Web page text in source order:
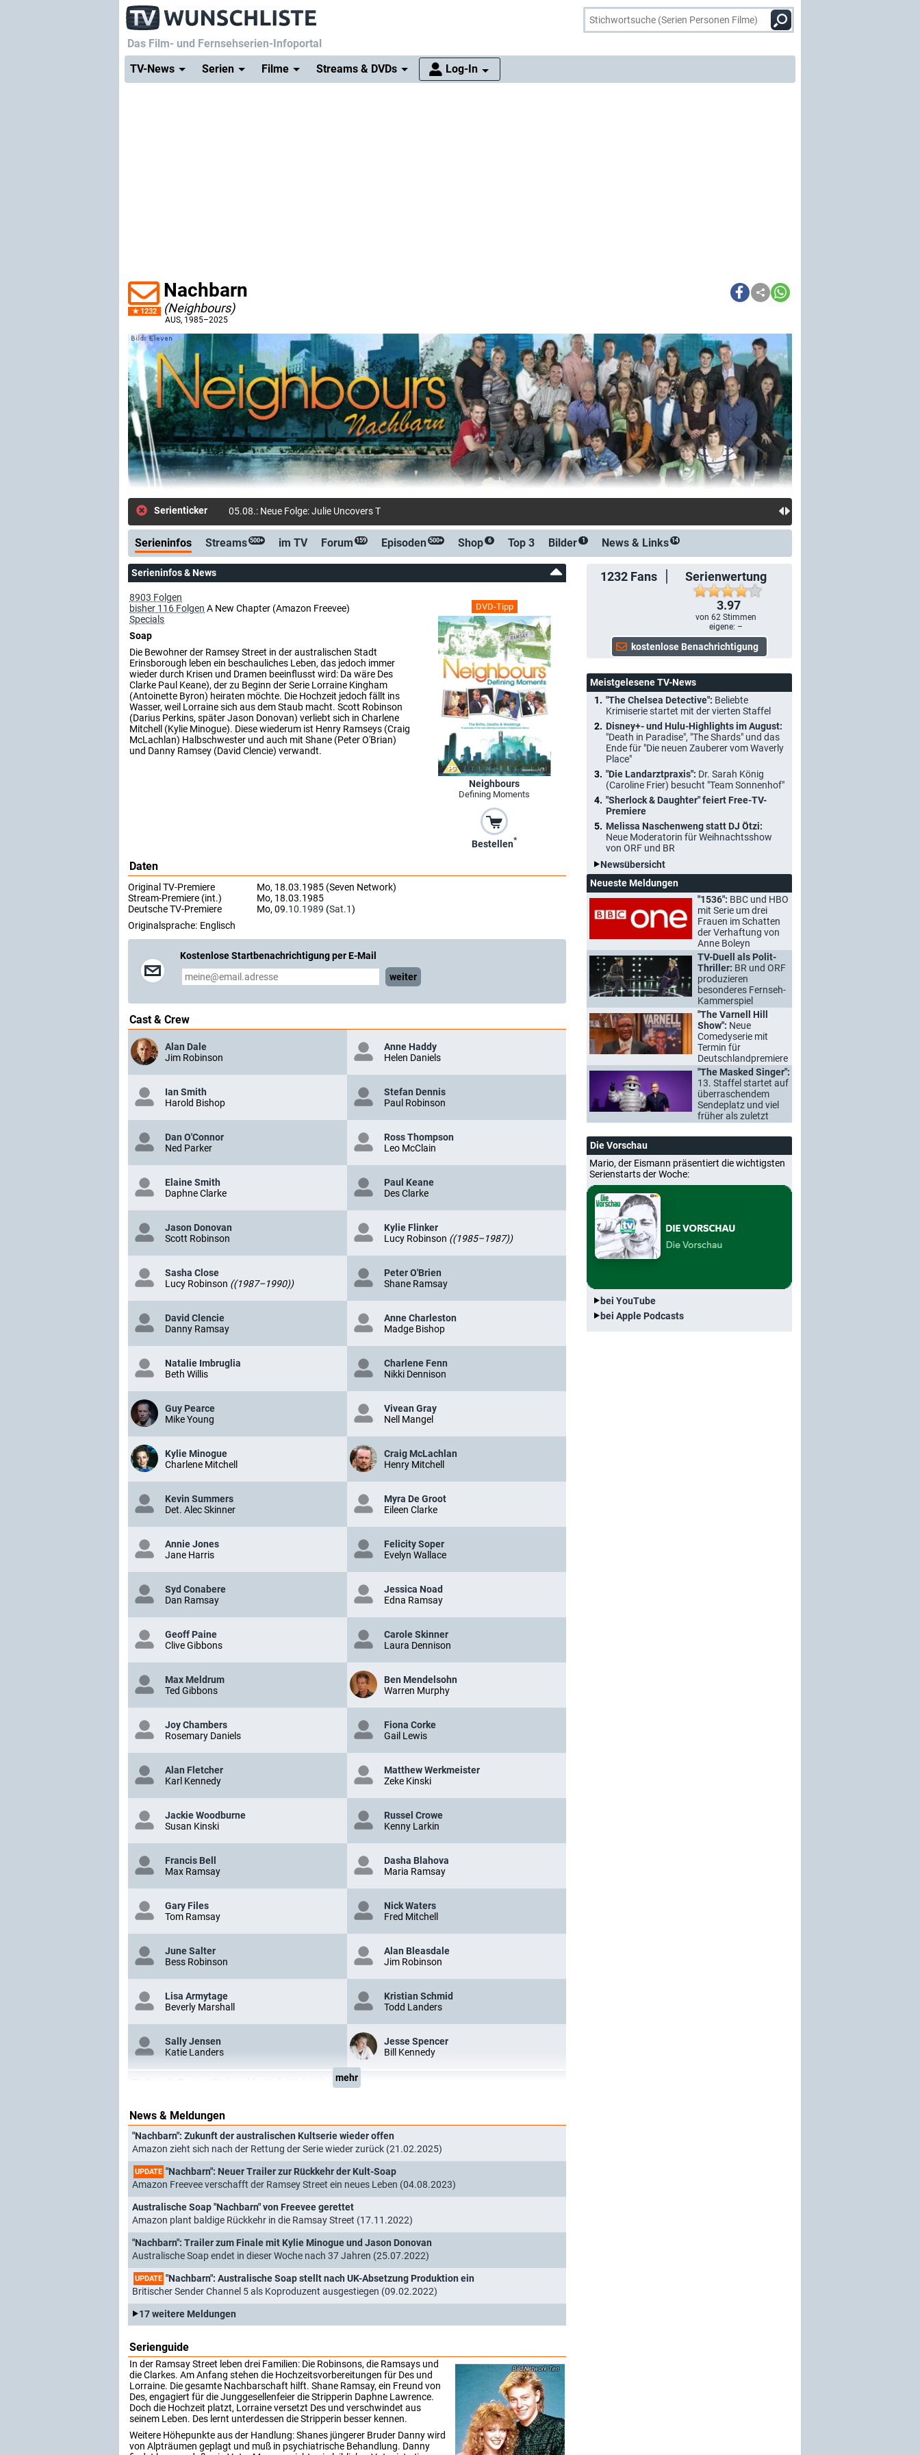
Das Film- und Fernsehserien-Infoportal
TV-News
Serien Filme Streams & DVDs Log-In
1232
Nachbarn
(Neighbours)
AUS, 1985–2025
Serienticker 05.08.: Neue Folge: Julie Uncovers The Truth! | Neighbours 1993 | Week
Serieninfos Streams 500+ im TV Forum 159 Episoden 500+ Shop 6 Top 3 Bilder 1 News & Links 14
1232 Fans
Serienwertung
3.97
von 62 Stimmen
eigene: –
Serieninfos & News
DVD-Tipp
Neighbours
Defining Moments
Bestellen*
8903 Folgen
bisher 116 Folgen A New Chapter (Amazon Freevee)
Specials
Soap
Die Bewohner der Ramsey Street in der australischen Stadt
Erinsborough leben ein beschauliches Leben, das jedoch immer
wieder durch Krisen und Dramen beeinflusst wird: Da wäre Des
Clarke Paul Keane), der zu Beginn der Serie Lorraine Kingham
(Antoinette Byron) heiraten möchte. Die Hochzeit jedoch fällt ins
Wasser, weil Lorraine sich aus dem Staub macht. Scott Robinson
(Darius Perkins, später Jason Donovan) verliebt sich in Charlene
Mitchell (Kylie Minogue). Diese wiederum ist Henry Ramseys (Craig
McLachlan) Halbschwester und auch mit Shane (Peter O'Brian)
und Danny Ramsey (David Clencie) verwandt.
Daten
Original TV-Premiere
Mo, 18.03.1985 (Seven Network)
Stream-Premiere (int.)
Mo, 18.03.1985
Deutsche TV-Premiere
Mo, 09.10.1989 (Sat.1)
Originalsprache: Englisch
Kostenlose Startbenachrichtigung per E-Mail
weiter
Cast & Crew
Alan Dale
Jim Robinson
Anne Haddy
Helen Daniels
Ian Smith
Harold Bishop
Stefan Dennis
Paul Robinson
Dan O'Connor
Ned Parker
Ross Thompson
Leo McClain
Elaine Smith
Daphne Clarke
Paul Keane
Des Clarke
Jason Donovan
Scott Robinson
Kylie Flinker
Lucy Robinson ((1985–1987))
Sasha Close
Lucy Robinson ((1987–1990))
Peter O'Brien
Shane Ramsay
David Clencie
Danny Ramsay
Anne Charleston
Madge Bishop
Natalie Imbruglia
Beth Willis
Charlene Fenn
Nikki Dennison
Guy Pearce
Mike Young
Vivean Gray
Nell Mangel
Kylie Minogue
Charlene Mitchell
Craig McLachlan
Henry Mitchell
Kevin Summers
Det. Alec Skinner
Myra De Groot
Eileen Clarke
Annie Jones
Jane Harris
Felicity Soper
Evelyn Wallace
Syd Conabere
Dan Ramsay
Jessica Noad
Edna Ramsay
Geoff Paine
Clive Gibbons
Carole Skinner
Laura Dennison
Max Meldrum
Ted Gibbons
Ben Mendelsohn
Warren Murphy
Joy Chambers
Rosemary Daniels
Fiona Corke
Gail Lewis
Alan Fletcher
Karl Kennedy
Matthew Werkmeister
Zeke Kinski
Jackie Woodburne
Susan Kinski
Russel Crowe
Kenny Larkin
Francis Bell
Max Ramsay
Dasha Blahova
Maria Ramsay
Gary Files
Tom Ramsay
Nick Waters
Fred Mitchell
June Salter
Bess Robinson
Alan Bleasdale
Jim Robinson
Lisa Armytage
Beverly Marshall
Kristian Schmid
Todd Landers
Sally Jensen
Katie Landers
Jesse Spencer
Bill Kennedy
mehr
News & Meldungen
"Nachbarn": Zukunft der australischen Kultserie wieder offen
Amazon zieht sich nach der Rettung der Serie wieder zurück (21.02.2025)
UPDATE "Nachbarn": Neuer Trailer zur Rückkehr der Kult-Soap
Amazon Freevee verschafft der Ramsey Street ein neues Leben (04.08.2023)
Australische Soap "Nachbarn" von Freevee gerettet
Amazon plant baldige Rückkehr in die Ramsay Street (17.11.2022)
"Nachbarn": Trailer zum Finale mit Kylie Minogue und Jason Donovan
Australische Soap endet in dieser Woche nach 37 Jahren (25.07.2022)
UPDATE "Nachbarn": Australische Soap stellt nach UK-Absetzung Produktion ein
Britischer Sender Channel 5 als Koproduzent ausgestiegen (09.02.2022)
17 weitere Meldungen
Serienguide
Network Ten
In der Ramsay Street leben drei Familien: Die Robinsons, die Ramsays und
die Clarkes. Am Anfang stehen die Hochzeitsvorbereitungen für Des und
Lorraine. Die gesamte Nachbarschaft hilft. Shane Ramsay, ein Freund von
Des, engagiert für die Junggesellenfeier die Stripperin Daphne Lawrence.
Doch die Hochzeit platzt, Lorraine versetzt Des und verschwindet aus
seinem Leben. Des lernt unterdessen die Stripperin besser kennen.
Weitere Höhepunkte aus der Handlung: Shanes jüngerer Bruder Danny wird
von Alpträumen geplagt und muß in psychiatrische Behandlung. Danny
Meistgelesene TV-News
"The Chelsea Detective": Beliebte
Krimiserie startet mit der vierten Staffel
Disney+- und Hulu-Highlights im August:
"Death in Paradise", "The Shards" und das
Ende für "Die neuen Zauberer vom Waverly
Place"
"Die Landarztpraxis": Dr. Sarah König
(Caroline Frier) besucht "Team Sonnenhof"
"Sherlock & Daughter" feiert Free-TV-
Premiere
Melissa Naschenweng statt DJ Ötzi:
Neue Moderatorin für Weihnachtsshow
von ORF und BR
Newsübersicht
Neueste Meldungen
"1536": BBC und HBO
mit Serie um drei
Frauen im Schatten
der Verhaftung von
Anne Boleyn
TV-Duell als Polit-
Thriller: BR und ORF
produzieren
besonderes Fernseh-
Kammerspiel
"The Varnell Hill
Show": Neue
Comedyserie mit
Termin für
Deutschlandpremiere
"The Masked Singer":
13. Staffel startet auf
überraschendem
Sendeplatz und viel
früher als zuletzt
Die Vorschau
Mario, der Eismann präsentiert die wichtigsten
Serienstarts der Woche:
bei YouTube
bei Apple Podcasts